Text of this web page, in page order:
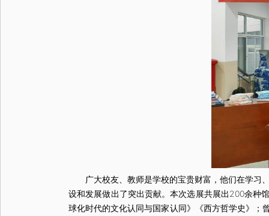
广大校友、教师是学校的宝贵财富，他们在学习、
设和发展做出了突出贡献。本次选展共展出200余种
球化时代的文化认同与国家认同》《西方哲学史》；